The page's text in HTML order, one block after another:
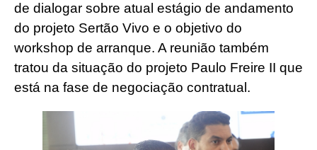
de dialogar sobre atual estágio de andamento
do projeto Sertão Vivo e o objetivo do
workshop de arranque. A reunião também
tratou da situação do projeto Paulo Freire II que
está na fase de negociação contratual.